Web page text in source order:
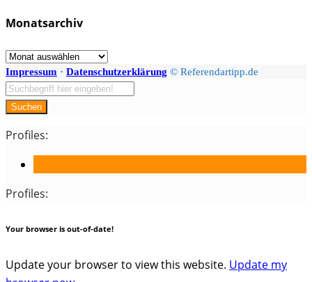
Kategorien
Monatsarchiv
Monatsarchiv
Impressum · Datenschutzerklärung © Referendartipp.de
Suchen
Profiles:
Profiles:
Your browser is out-of-date!
Update your browser to view this website. Update my